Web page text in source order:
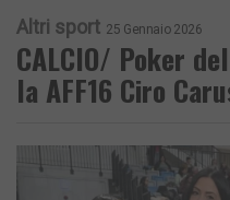
Altri sport 25 Gennaio 2026
CALCIO/ Poker
la AFF16 Ciro